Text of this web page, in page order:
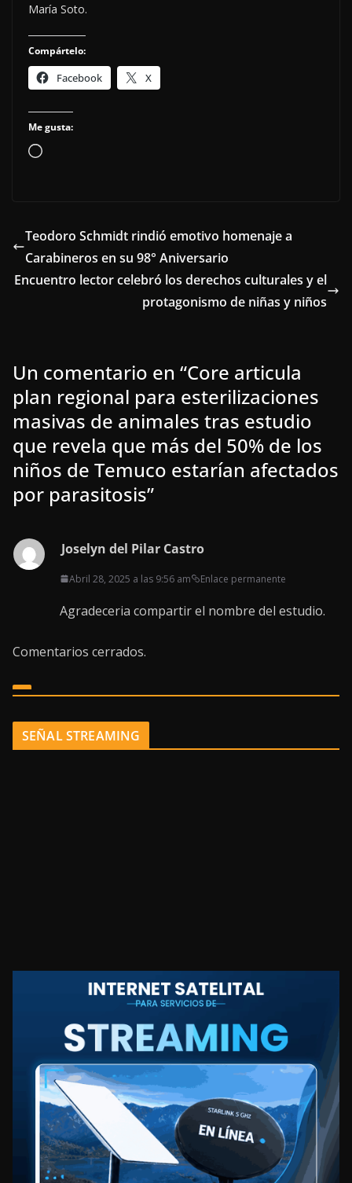
María Soto.
Compártelo:
Facebook X
Me gusta:
Cargando...
Teodoro Schmidt rindió emotivo homenaje a
Carabineros en su 98° Aniversario
Encuentro lector celebró los derechos culturales y el
protagonismo de niñas y niños
Un comentario en “Core articula
plan regional para esterilizaciones
masivas de animales tras estudio
que revela que más del 50% de los
niños de Temuco estarían afectados
por parasitosis”
Joselyn del Pilar Castro
Abril 28, 2025 a las 9:56 am Enlace permanente
Agradeceria compartir el nombre del estudio.
Comentarios cerrados.
SEÑAL STREAMING